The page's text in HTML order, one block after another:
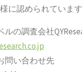
に認められています
の調査会社
問い合わせ先